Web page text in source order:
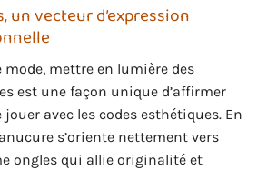
un vecteur d’expression
mode, mettre en lumière des
est une façon unique d’affirmer
avec les codes esthétiques. En
s’oriente nettement vers
ongles qui allie originalité et